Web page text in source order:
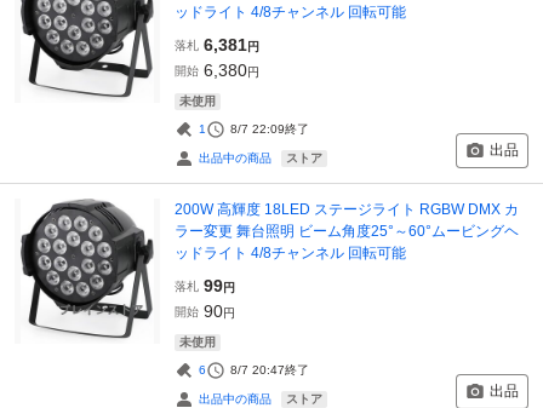
ッドライト 4/8チャンネル 回転可能
落札 6,381円
開始 6,380円
未使用
1 8/7 22:09終了
出品中の商品 ストア 出品
200W 高輝度 18LED ステージライト RGBW DMX カ
ラー変更 舞台照明 ビーム角度25°～60°ムービングヘ
ッドライト 4/8チャンネル 回転可能
落札 99円
開始 90円
未使用
6 8/7 20:47終了
出品中の商品 ストア 出品